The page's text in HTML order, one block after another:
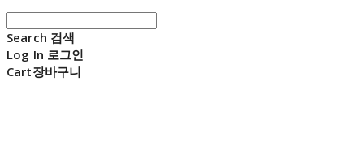
Search 검색
Log In 로그인
Cart장바구니